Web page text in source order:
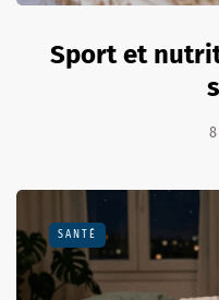
Sport et
SANTÉ